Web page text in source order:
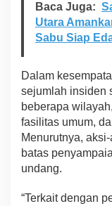
P
a
s
k
P
e
m
u
a
Baca Juga:
Utara
Sabu Siap
Dalam
sejumlah insiden
beberapa
fasilitas umum,
Menurutnya,
batas
undang.
“Terkait dengan